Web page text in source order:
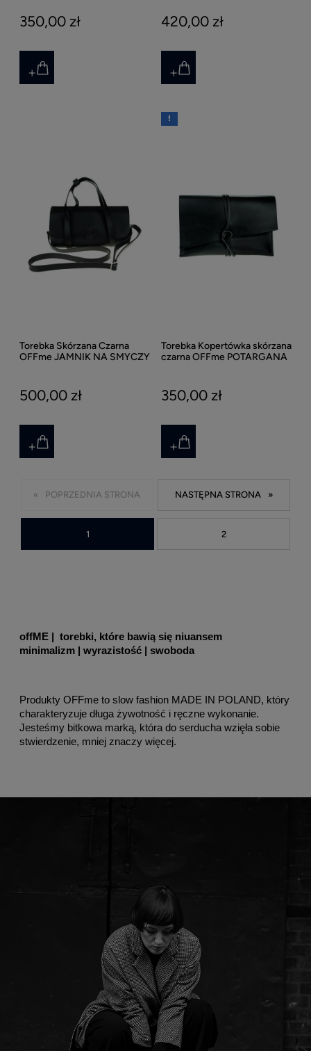
350,00 zł 420,00 zł
Torebka Skórzana Czarna
OFFme JAMNIK NA SMYCZY
500,00 zł
Torebka Kopertówka skórzana
czarna OFFme POTARGANA
350,00 zł
«
1 2
»
offME |  torebki, które bawią się niuansem
minimalizm | wyrazistość | swoboda
Produkty OFFme to slow fashion MADE IN POLAND, który
charakteryzuje długa żywotność i ręczne wykonanie.
Jesteśmy bitkowa marką, która do serducha wzięła sobie
stwierdzenie, mniej znaczy więcej.